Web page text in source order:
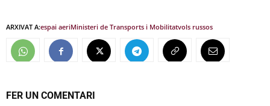
ARXIVAT A:espai aeriMinisteri de Transports i Mobilitatvols russos
FER UN COMENTARI